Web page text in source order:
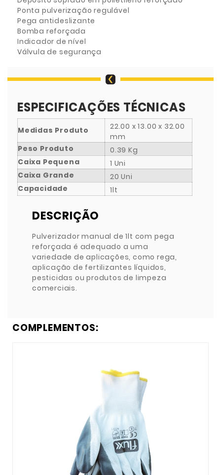
Ponta pulverização regulável
Pega antideslizante
Bomba reforçada
Indicador de nível
Válvula de segurança
ESPECIFICAÇÕES TÉCNICAS
Medidas Produto
22.00 x 13.00 x 32.00
mm
Peso Produto
0.39 Kg
Caixa Pequena
1 Uni
Caixa Grande
20 Uni
Capacidade
1lt
DESCRIÇÃO
Pulverizador manual de 1lt com pega
reforçada é adequado a uma
variedade de aplicações, como rega,
aplicação de fertilizantes líquidos,
pesticidas ou produtos de limpeza
comerciais.
COMPLEMENTOS: